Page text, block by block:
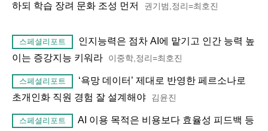
하되 학습 장려 문화 조성 먼저
권기범,정리=최호진
스페셜리포트
인지능력은 점차 AI에 맡기고 인간 능력 높
이는 증강지능 키워라
이중학,정리=최호진
스페셜리포트
‘욕망 데이터’ 제대로 반영한 페르소나로
초개인화 직원 경험 잘 설계해야
김윤진
스페셜리포트
AI 이용 목적은 비용보다 효율성 피드백 등